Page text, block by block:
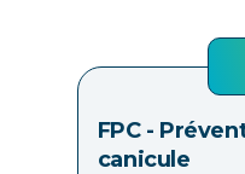
FPC -
canicule